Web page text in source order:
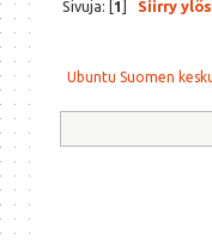
Sivuja: [1] Siirry ylös
Ubuntu Suomen